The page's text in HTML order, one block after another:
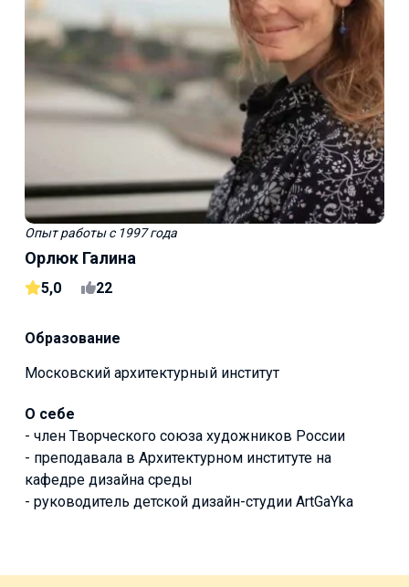
Опыт работыс 1997 года
Орлюк Галина
5,0 22
Образование
Московский архитектурный институт
О себе
- член Творческого союза художников России
- преподавала в Архитектурном институте на
кафедре дизайна среды
- руководитель детской дизайн-студии ArtGaYka